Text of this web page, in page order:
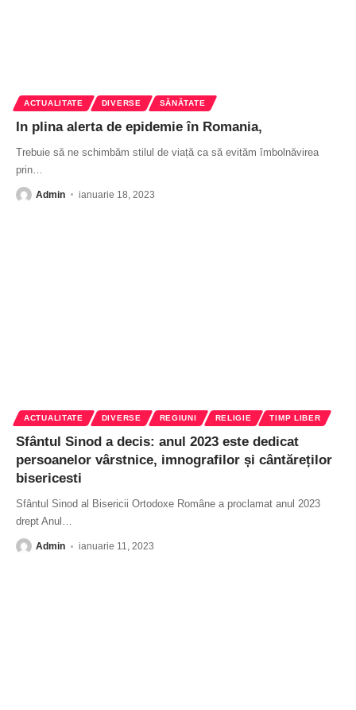
ACTUALITATE DIVERSE SĂNĂTATE
In plina alerta de epidemie în Romania,
Trebuie să ne schimbăm stilul de viață ca să evităm îmbolnăvirea
prin
Admin ianuarie 18, 2023
ACTUALITATE DIVERSE REGIUNI RELIGIE TIMP LIBER
Sfântul Sinod a decis: anul 2023 este dedicat
persoanelor vârstnice, imnografilor și cântăreților
bisericesti
Sfântul Sinod al Bisericii Ortodoxe Române a proclamat anul 2023
drept Anul …
Admin ianuarie 11, 2023